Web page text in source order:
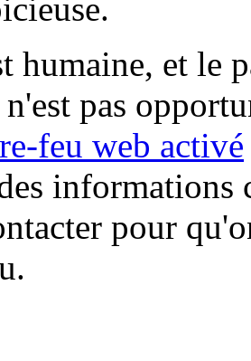
humaine, et le
pas
feu web activé
informations
pour